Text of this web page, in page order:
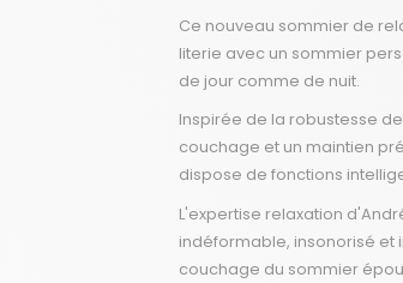
Ce nouveau sommier de
literie avec un sommier
de jour comme de nuit.
Inspirée de la robustesse
couchage et un maintien
dispose de fonctions
L'expertise relaxation
indéformable, insonorisé et
couchage du sommier